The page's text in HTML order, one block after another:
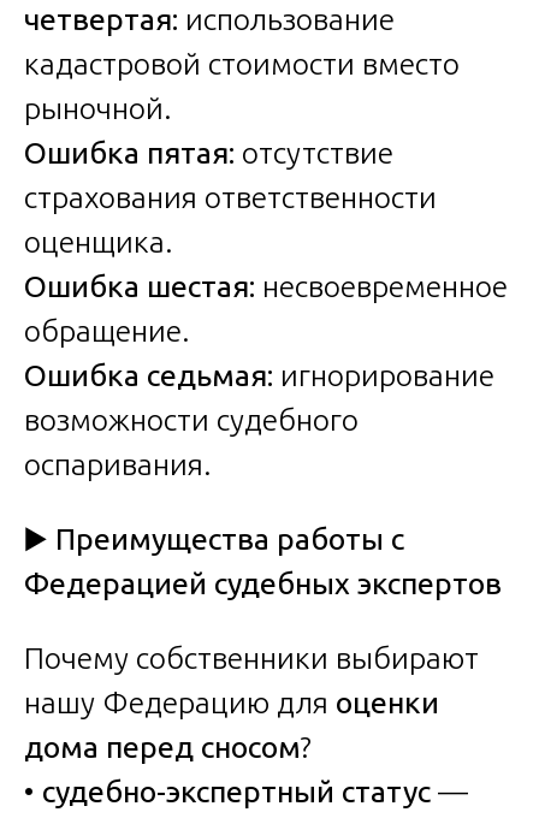
четвертая: использование
кадастровой стоимости вместо
рыночной.
Ошибка пятая: отсутствие
страхования ответственности
оценщика.
Ошибка шестая: несвоевременное
обращение.
Ошибка седьмая: игнорирование
возможности судебного
оспаривания.
▶️ Преимущества работы с
Федерацией судебных экспертов
Почему собственники выбирают
нашу Федерацию для оценки
дома перед сносом?
• судебно-экспертный статус —